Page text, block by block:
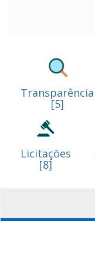
Transparência
[5]
Licitações
[8]